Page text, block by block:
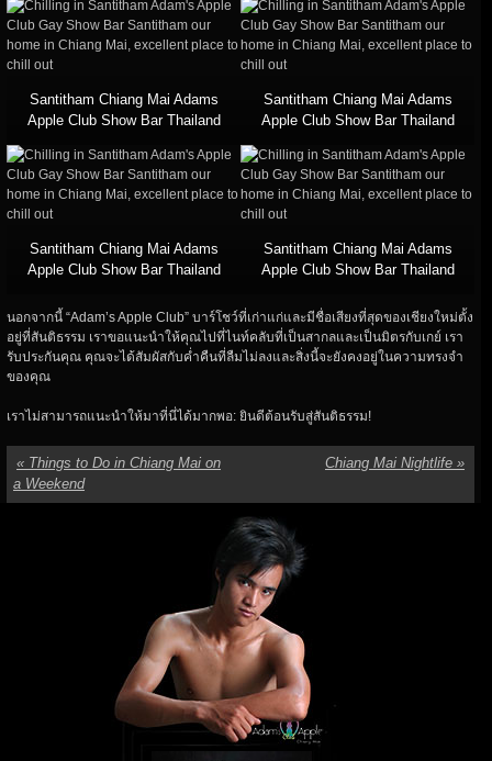
Santitham Chiang Mai Adams
Apple Club Show Bar Thailand
Santitham Chiang Mai Adams
Apple Club Show Bar Thailand
Santitham Chiang Mai Adams
Apple Club Show Bar Thailand
Santitham Chiang Mai Adams
Apple Club Show Bar Thailand
นอกจากนี้ “Adam’s Apple Club” บาร์โชว์ที่เก่าแก่และมีชื่อเสียงที่สุดของเชียงใหม่ตั้ง
อยู่ที่สันติธรรม เราขอแนะนำให้คุณไปที่ไนท์คลับที่เป็นสากลและเป็นมิตรกับเกย์ เรา
รับประกันคุณ คุณจะได้สัมผัสกับค่ำคืนที่ลืมไม่ลงและสิ่งนี้จะยังคงอยู่ในความทรงจำ
ของคุณ
เราไม่สามารถแนะนำให้มาที่นี่ได้มากพอ: ยินดีต้อนรับสู่สันติธรรม!
« Things to Do in Chiang Mai on
a Weekend
Chiang Mai Nightlife »